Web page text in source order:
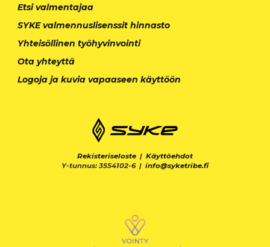
Etsi valmentajaa
SYKE valmennuslisenssit hinnasto
Yhteisöllinen työhyvinvointi
Ota yhteyttä
Logoja ja kuvia vapaaseen käyttöön
Rekisteriseloste | Käyttöehdot
Y-tunnus: 3554102-6 | info@syketribe.fi